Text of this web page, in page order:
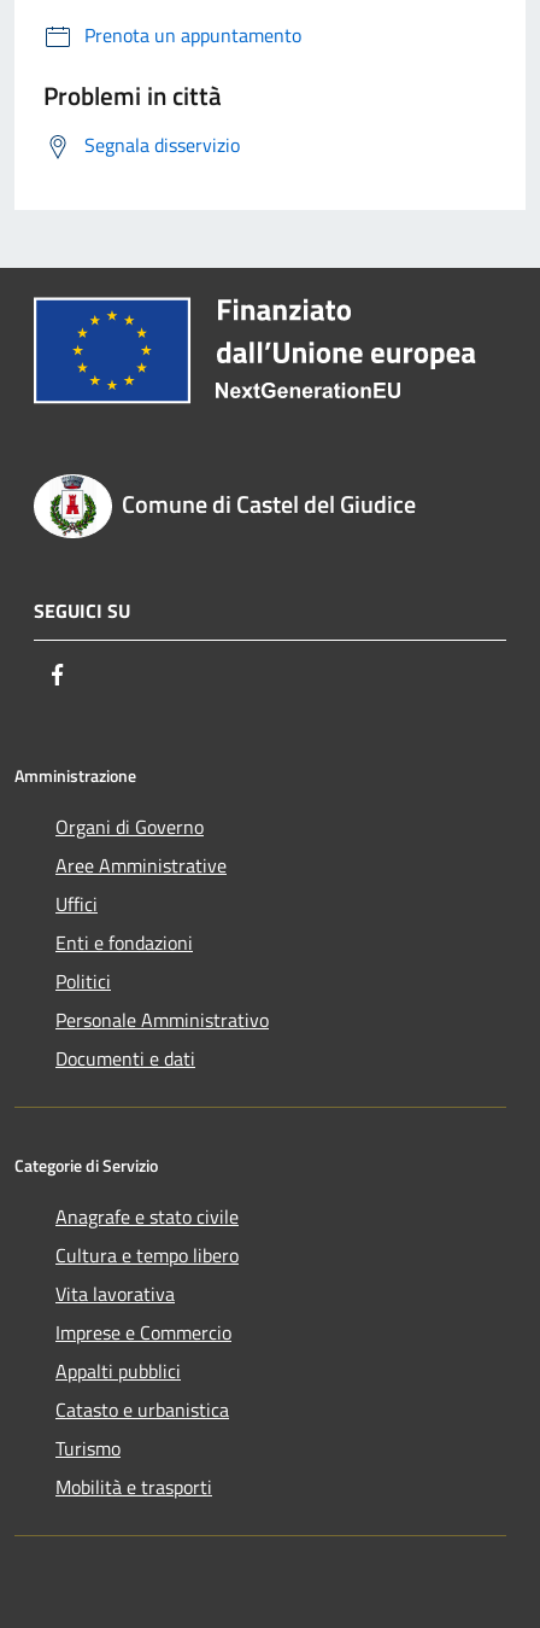
Prenota un appuntamento
Problemi in città
Segnala disservizio
Comune di Castel del Giudice
SEGUICI SU
Amministrazione
Organi di Governo
Aree Amministrative
Uffici
Enti e fondazioni
Politici
Personale Amministrativo
Documenti e dati
Categorie di Servizio
Anagrafe e stato civile
Cultura e tempo libero
Vita lavorativa
Imprese e Commercio
Appalti pubblici
Catasto e urbanistica
Turismo
Mobilità e trasporti